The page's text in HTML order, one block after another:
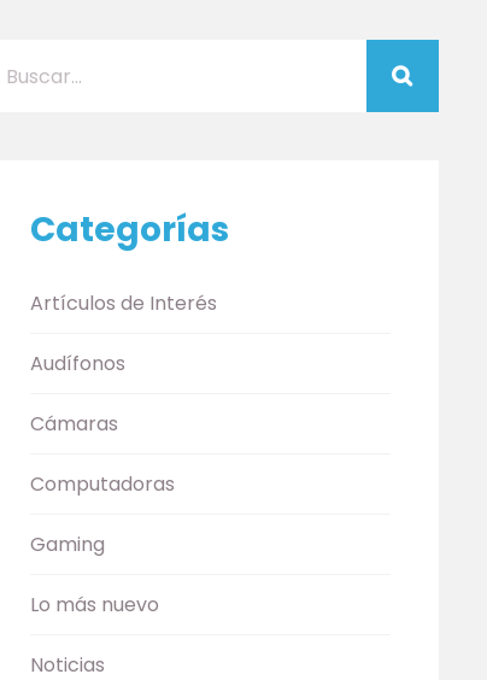
Categorías
Artículos de Interés
Audífonos
Cámaras
Computadoras
Gaming
Lo más nuevo
Noticias